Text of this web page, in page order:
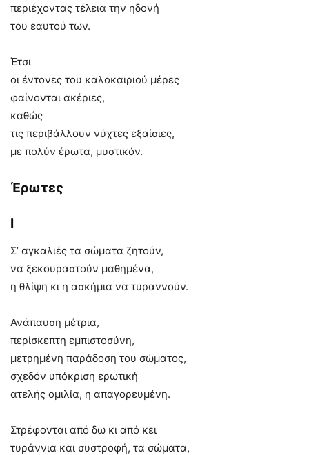
περιέχοντας τέλεια την ηδονή
του εαυτού των.
Έτσι
οι έντονες του καλοκαιριού μέρες
φαίνονται ακέριες,
καθώς
τις περιβάλλουν νύχτες εξαίσιες,
με πολύν έρωτα, μυστικόν.
Έρωτες
I
Σ’ αγκαλιές τα σώματα ζητούν,
να ξεκουραστούν μαθημένα,
η θλίψη κι η ασκήμια να τυραννούν.
Ανάπαυση μέτρια,
περίσκεπτη εμπιστοσύνη,
μετρημένη παράδοση του σώματος,
σχεδόν υπόκριση ερωτική
ατελής ομιλία, η απαγορευμένη.
Στρέφονται από δω κι από κει
τυράννια και συστροφή, τα σώματα,